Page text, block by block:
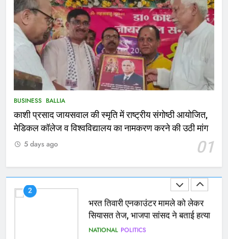
BUSINESS BALLIA
काशी प्रसाद जायसवाल की स्मृति में राष्ट्रीय संगोष्ठी आयोजित,
मेडिकल कॉलेज व विश्वविद्यालय का नामकरण करने की उठी मांग
01
5 days ago
Ballia : थैंक्यू बलिया पुलिस: पीड़िता को
मिले 1.38 लाख रूपये
NATIONAL बलिया
कोचिंग सेंटर में लगी भीषण आग, जान
बचाने के लिए छात्रों ने लगाई छलांग, कई
2
भरत तिवारी एनकाउंटर मामले को लेकर
सियासत तेज, भाजपा सांसद ने बताई हत्या
NATIONAL POLITICS
3
Ballia : छितौनी क्रॉसिंग पर बनेगा 196
करोड़ का ओवरब्रिज, जाम से मिलेगी राहत
BALLIA NATIONAL